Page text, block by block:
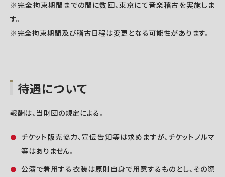
※完全拘束期間までの間に数回、東京にて音楽稽古を実施しま
す。
※完全拘束期間及び稽古日程は変更となる可能性があります。
待遇について
報酬は、当財団の規定による。
チケット販売協力、宣伝告知等は求めますが、チケットノルマ
等はありません。
公演で着用する衣装は原則自身で用意するものとし、その際